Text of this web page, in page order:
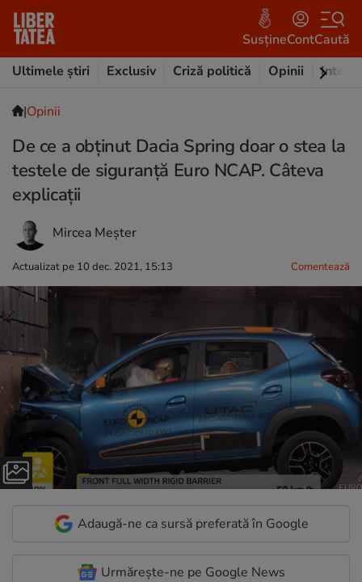
SusțineContCaută
Ultimele știri
Exclusiv Criză politică Opinii
|Opinii
De ce a obținut Dacia Spring doar o stea la
testele de siguranță Euro NCAP. Câteva
explicații
Mircea Meșter
Actualizat pe 10 dec. 2021, 15:13 Comentează
Adaugă-ne ca sursă preferată în Google
Urmărește-ne pe Google News